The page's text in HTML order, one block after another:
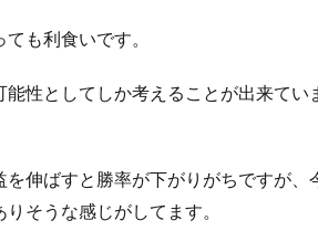
も利食いです。
能性としてしか考えることが出来てい
を伸ばすと勝率が下がりがちですが
そうな感じがしてます。